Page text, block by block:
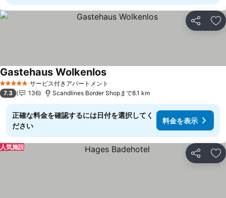
シェア お
5 ホテルのランクサービス付きアパートメント
Gastehaus Wolkenlos料金を表示
7.3 136 Scandlines Border Shopまで8.1 km
正確な料金を確認するには日付を選択してく
ださい
料金を表示
シェア お
人気施設